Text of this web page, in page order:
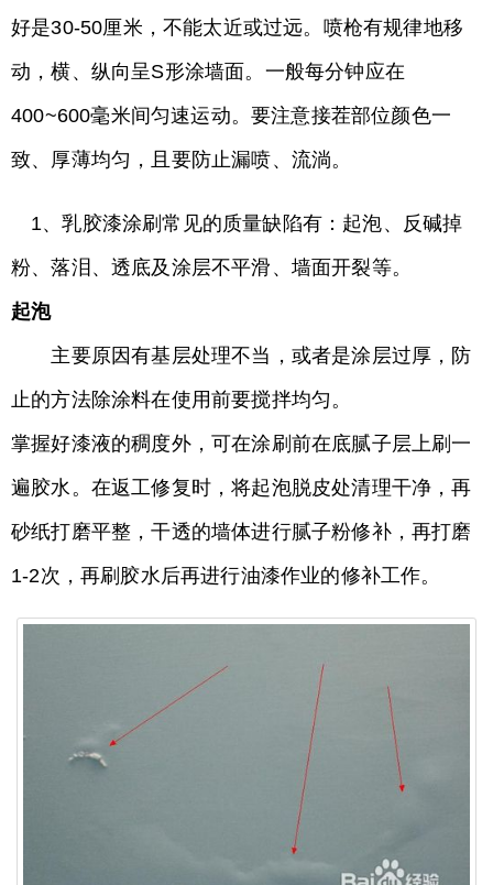
好是30-50厘米，不能太近或过远。喷枪有规律地移
动，横、纵向呈S形涂墙面。一般每分钟应在
400~600毫米间匀速运动。要注意接茬部位颜色一
致、厚薄均匀，且要防止漏喷、流淌。
1、乳胶漆涂刷常见的质量缺陷有：起泡、反碱掉
粉、落泪、透底及涂层不平滑、墙面开裂等。
起泡
主要原因有基层处理不当，或者是涂层过厚，防
止的方法除涂料在使用前要搅拌均匀。
掌握好漆液的稠度外，可在涂刷前在底腻子层上刷一
遍胶水。在返工修复时，将起泡脱皮处清理干净，再
砂纸打磨平整，干透的墙体进行腻子粉修补，再打磨
1-2次，再刷胶水后再进行油漆作业的修补工作。